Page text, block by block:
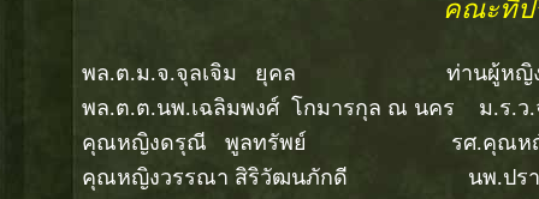
คณะที่ป
พล.ต.ม.จ.จุลเจิม ยุคล ท่านผู้หญิงบุญเ
พล.ต.ต.นพ.เฉลิมพงศ์ โกมารกุล ณ นคร ม.
คุณหญิงดรุณี พูลทรัพย์ รศ.คุณหญิงวงจัน
คุณหญิงวรรณา สิริวัฒนภักดี นพ.ปราเสริฐ